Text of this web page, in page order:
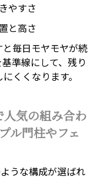
やすさ
と高さ
毎日モヤモヤが続
準線にして、残り
くくなります。
人気の組み合わ
ル門柱やフェ
うな構成が選ばれ